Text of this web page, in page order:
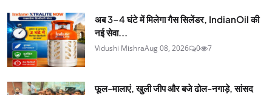
अब 3-4 घंटे में मिलेगा गैस सिलेंडर, IndianOil की
नई सेवा...
Vidushi MishraAug 08, 2026 0 7
फूल-मालाएं, खुली जीप और बजे ढोल-नगाड़े, सांसद